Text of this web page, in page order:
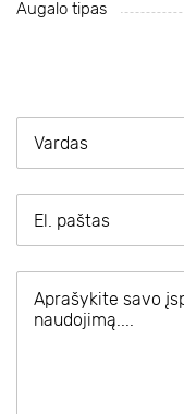
Augalo tipas